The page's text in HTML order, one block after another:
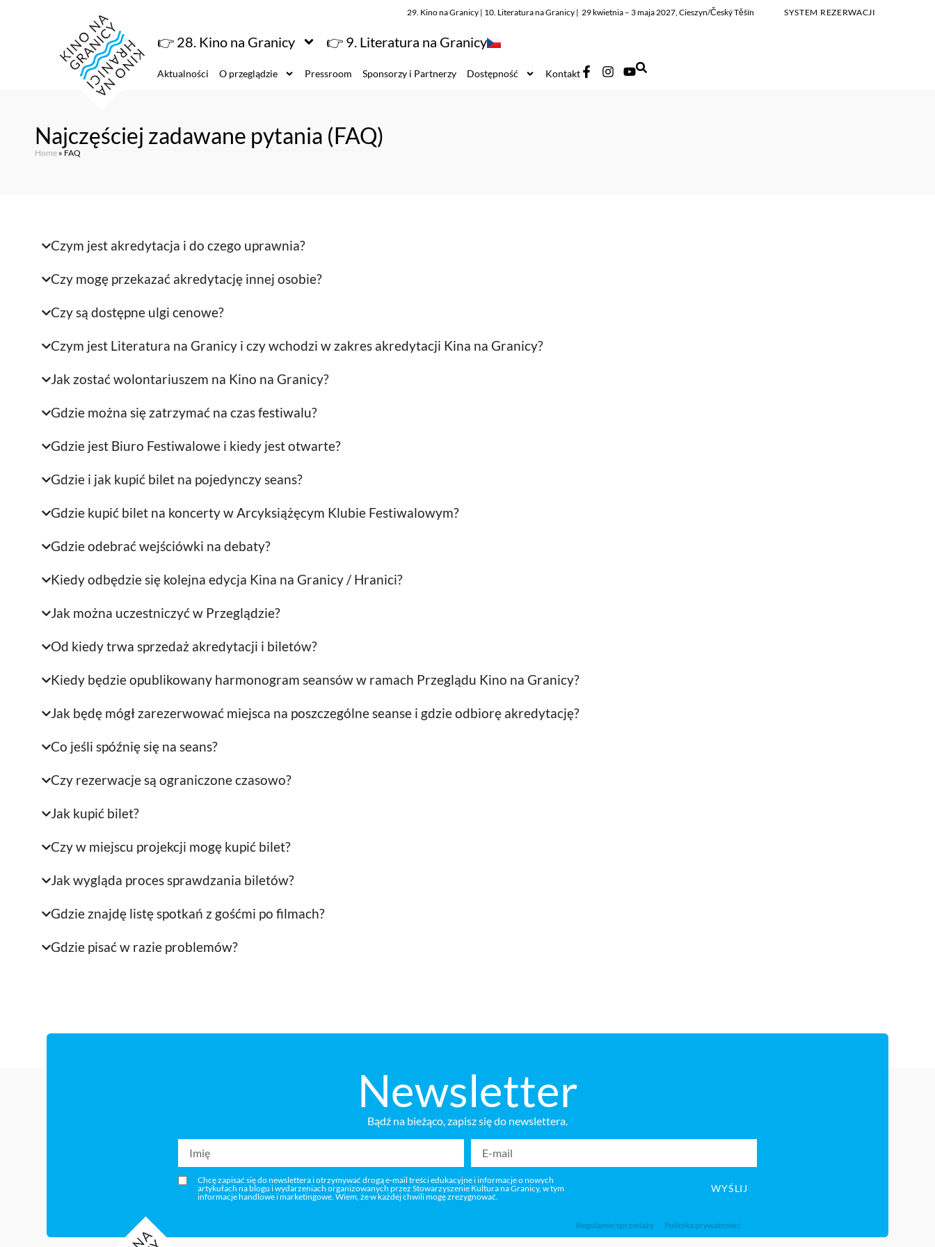
29. Kino na Granicy | 10. Literatura na Granicy | 29 kwietnia – 3 maja 2027, Cieszyn/Český Těšín SYSTEM REZERWACJI
👉 28. Kino na Granicy 👉 9. Literatura na Granicy
Aktualności O przeglądzie Pressroom Sponsorzy i Partnerzy Dostępność Kontakt
Najczęściej zadawane pytania (FAQ)
Home » FAQ
Czym jest akredytacja i do czego uprawnia?
Czy mogę przekazać akredytację innej osobie?
Czy są dostępne ulgi cenowe?
Czym jest Literatura na Granicy i czy wchodzi w zakres akredytacji Kina na Granicy?
Jak zostać wolontariuszem na Kino na Granicy?
Gdzie można się zatrzymać na czas festiwalu?
Gdzie jest Biuro Festiwalowe i kiedy jest otwarte?
Gdzie i jak kupić bilet na pojedynczy seans?
Gdzie kupić bilet na koncerty w Arcyksiążęcym Klubie Festiwalowym?
Gdzie odebrać wejściówki na debaty?
Kiedy odbędzie się kolejna edycja Kina na Granicy / Hranici?
Jak można uczestniczyć w Przeglądzie?
Od kiedy trwa sprzedaż akredytacji i biletów?
Kiedy będzie opublikowany harmonogram seansów w ramach Przeglądu Kino na Granicy?
Jak będę mógł zarezerwować miejsca na poszczególne seanse i gdzie odbiorę akredytację?
Co jeśli spóźnię się na seans?
Czy rezerwacje są ograniczone czasowo?
Jak kupić bilet?
Czy w miejscu projekcji mogę kupić bilet?
Jak wygląda proces sprawdzania biletów?
Gdzie znajdę listę spotkań z gośćmi po filmach?
Gdzie pisać w razie problemów?
Newsletter
Bądź na bieżąco, zapisz się do newslettera.
Chcę zapisać się do newslettera i otrzymywać drogą e-mail treści edukacyjne i informacje o nowych
artykułach na blogu i wydarzeniach organizowanych przez Stowarzyszenie Kultura na Granicy, w tym
informacje handlowe i marketingowe. Wiem, że w każdej chwili mogę zrezygnować.
WYŚLIJ
Regulamin sprzedaży Polityka prywatności